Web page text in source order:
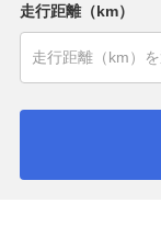
走行距離（km）